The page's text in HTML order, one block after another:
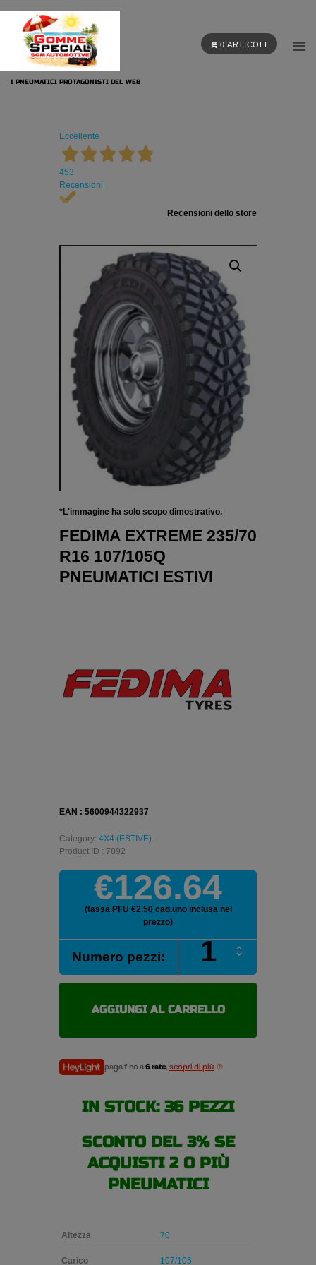
0 ARTICOLI
I PNEUMATICI PROTAGONISTI DEL WEB
Eccellente
453
Recensioni
Recensioni dello store
*L'immagine ha solo scopo dimostrativo.
FEDIMA EXTREME 235/70
R16 107/105Q
PNEUMATICI ESTIVI
EAN : 5600944322937
Category: 4X4 (ESTIVE).
Product ID : 7892
€126.64
(tassa PFU €2.50 cad.uno inclusa nel
prezzo)
Numero pezzi:
FEDIMA
EXTREME
235/70
107/105Q
AGGIUNGI AL CARRELLO
paga fino a6 rate, scopri di più
IN STOCK: 36 PEZZI
SCONTO DEL 3% SE
ACQUISTI 2 O PIÙ
PNEUMATICI
Altezza 70
Carico 107/105